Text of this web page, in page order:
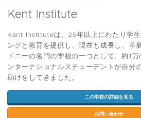
Kent Institute
Kent Instituteは、25年以上にわたり学
ングと教育を提供し、現在も成長し、革
ドニーの名門の学校の一つとして、約1
ンターナショナルスチューデントが自分
助けをしてきました。
この学校の詳細を見る
お問い合わせ